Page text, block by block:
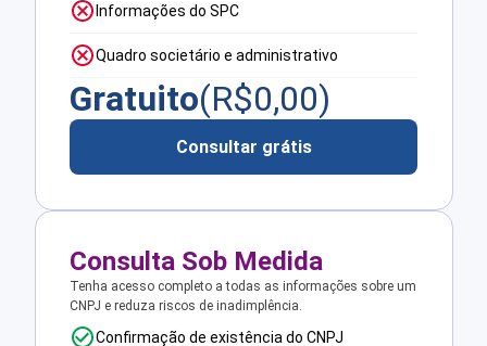
Informações do SPC
Quadro societário e administrativo
Gratuito(R$0,00)
Consultar grátis
Consulta Sob Medida
Tenha acesso completo a todas as informações sobre um
CNPJ e reduza riscos de inadimplência.
Confirmação de existência do CNPJ